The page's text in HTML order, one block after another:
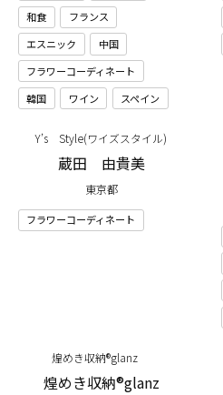
和食
フランス
エスニック
中国
フラワーコーディネート
韓国
ワイン スペイン
Y’s Style(ワイズスタイル)
蔵田 由貴美
東京都
フラワーコーディネート
煌めき収納®glanz
煌めき収納®glanz